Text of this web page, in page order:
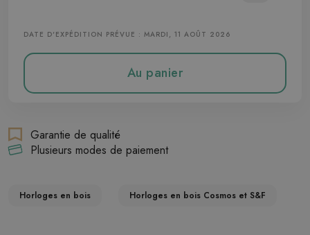
DATE D'EXPÉDITION PRÉVUE : MARDI, 11 AOÛT 2026
Au panier
Garantie de qualité
Plusieurs modes de paiement
Horloges en bois Horloges en bois Cosmos et S&F